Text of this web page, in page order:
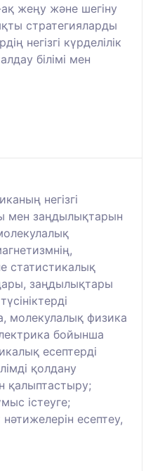
жеңу және шегіну
стратегияларды
негізгі күрделілік
білімі мен
негізгі
мен заңдылықтарын
статистикалық
заңдылықтары
молекулалық физика
бойынша
есептерді
қолдану
қалыптастыру;
істеуге;
есептеу,